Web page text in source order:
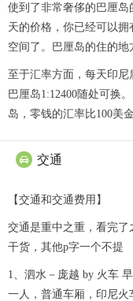
使到了非常奢侈的巴厘
天的价格，你已经可以
空间了。巴厘岛的住的地
至于汇率方面，每天印尼
巴厘岛1:12400随处可换
岛，零钱的汇率比100美
 交通
【交通和交通费用】
交通是重中之重，看完
干货，其他p字一个不提
1、泗水－庞越 by 火车
一人，普通车厢，印尼